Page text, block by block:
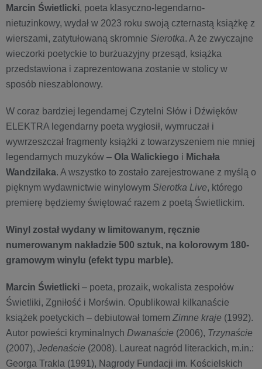
Marcin Świetlicki, poeta klasyczno-legendarno-
nietuzinkowy, wydał w 2023 roku swoją czternastą książkę z
wierszami, zatytułowaną skromnie Sierotka. A że zwyczajne
wieczorki poetyckie to burżuazyjny przesąd, książka
przedstawiona i zaprezentowana zostanie w stolicy w
sposób nieszablonowy.
W coraz bardziej legendarnej Czytelni Słów i Dźwięków
ELEKTRA legendarny poeta wygłosił, wymruczał i
wywrzeszczał fragmenty książki z towarzyszeniem nie mniej
legendarnych muzyków – Ola Walickiego i Michała
Wandzilaka. A wszystko to zostało zarejestrowane z myślą o
pięknym wydawnictwie winylowym Sierotka Live, którego
premierę będziemy świętować razem z poetą Świetlickim.
Winyl został wydany w limitowanym, ręcznie
numerowanym nakładzie 500 sztuk, na kolorowym 180-
gramowym winylu (efekt typu marble).
Marcin Świetlicki – poeta, prozaik, wokalista zespołów
Świetliki, Zgniłość i Morświn. Opublikował kilkanaście
książek poetyckich – debiutował tomem Zimne kraje (1992).
Autor powieści kryminalnych Dwanaście (2006), Trzynaście
(2007), Jedenaście (2008). Laureat nagród literackich, m.in.:
Georga Trakla (1991), Nagrody Fundacji im. Kościelskich